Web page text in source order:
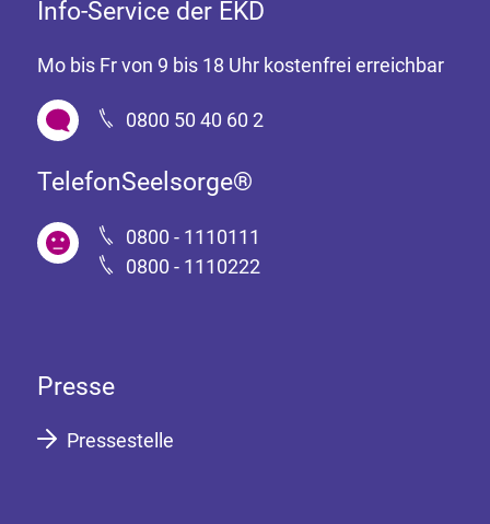
Info-Service der EKD
Mo bis Fr von 9 bis 18 Uhr kostenfrei erreichbar
0800 50 40 60 2
TelefonSeelsorge®
0800 - 1110111
0800 - 1110222
Presse
Pressestelle